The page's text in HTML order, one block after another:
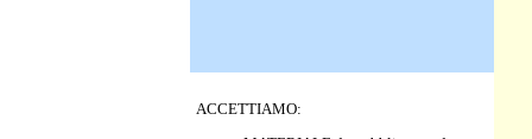
ACCETTIAMO: